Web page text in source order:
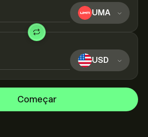
UMA
USD
Começar